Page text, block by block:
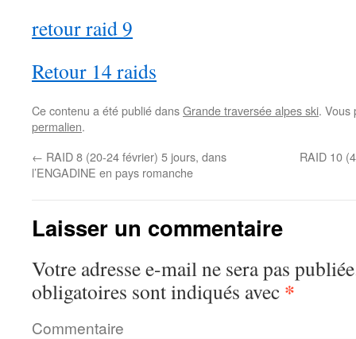
retour raid 9
Retour 14 raids
Ce contenu a été publié dansGrande traversée alpes ski. Vous
permalien.
← RAID 8 (20-24 février) 5 jours, dans
l’ENGADINE en pays romanche
RAID 10
Laisser un commentaire
Votre adresse e-mail ne sera pas
obligatoires sont indiqués avec *
Commentaire